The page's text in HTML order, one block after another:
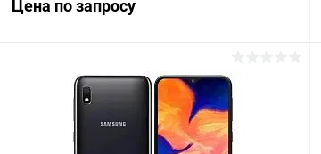
Цена по запросу
Запросить цену
К сравнению